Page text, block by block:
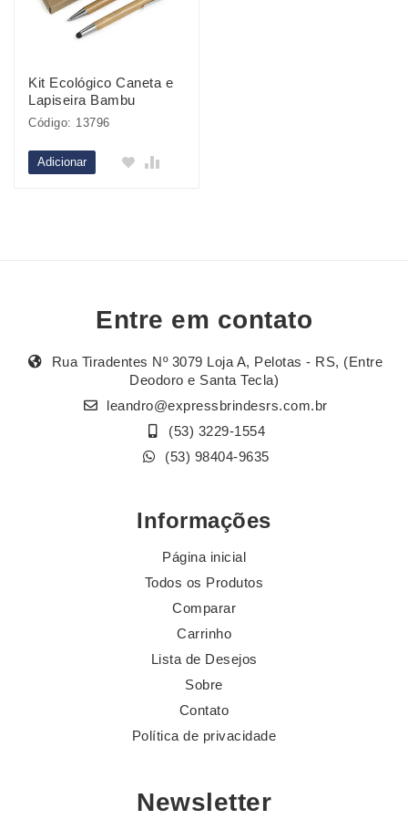
Kit Ecológico Caneta e
Lapiseira Bambu
Código: 13796
Adicionar
Entre em contato
Rua Tiradentes Nº 3079 Loja A, Pelotas - RS, (Entre
Deodoro e Santa Tecla)
leandro@expressbrindesrs.com.br
(53) 3229-1554
(53) 98404-9635
Informações
Página inicial
Todos os Produtos
Comparar
Carrinho
Lista de Desejos
Sobre
Contato
Política de privacidade
Newsletter